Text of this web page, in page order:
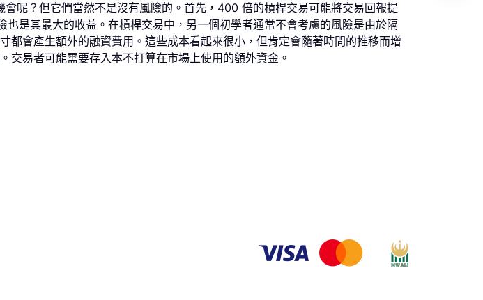
呢？但它們當然不是沒有風險的。首先，400 倍的槓桿交易可能將交易回報提
是其最大的收益。在槓桿交易中，另一個初學者通常不會考慮的風險是由於隔
會產生額外的融資費用。這些成本看起來很小，但肯定會隨著時間的推移而增
交易者可能需要存入本不打算在市場上使用的額外資金。